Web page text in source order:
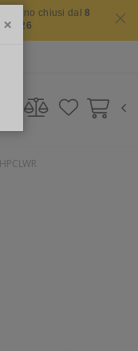
chiusi dal8
2026
×